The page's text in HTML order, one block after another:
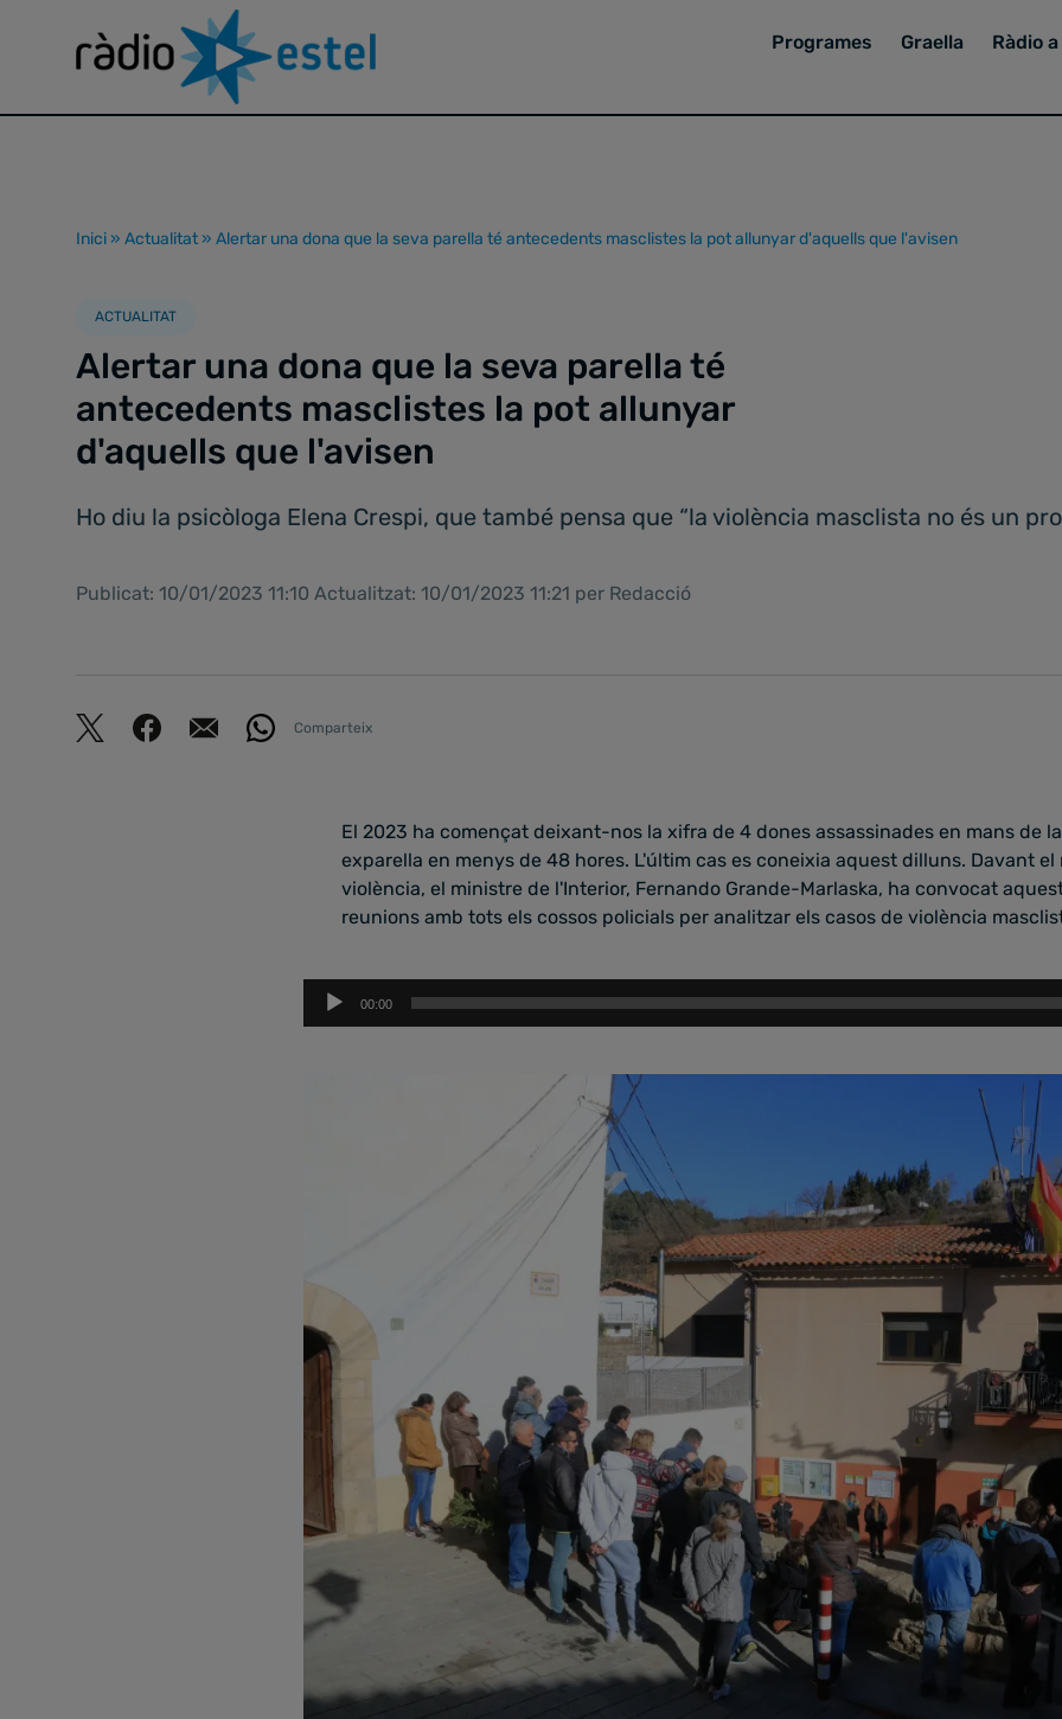
Programes Graella Ràdio
Inici » Actualitat » Alertar una dona que la seva parella té antecedents masclistes la pot allunyar d'aquells que l'avisen
ACTUALITAT
Alertar una dona que la seva parella té
antecedents masclistes la pot allunyar
d'aquells que l'avisen
Ho diu la psicòloga Elena Crespi, que també pensa que “la violència masclista no és un
Publicat: 10/01/2023 11:10 Actualitzat: 10/01/2023 11:21 per Redacció
Comparteix
El 2023 ha començat deixant-nos la xifra de 4 dones assassinades en mans de
exparella en menys de 48 hores. L'últim cas es coneixia aquest dilluns. Davant
violència, el ministre de l'Interior, Fernando Grande-Marlaska, ha convocat
reunions amb tots els cossos policials per analitzar els casos de violència
Reproductor
00:00